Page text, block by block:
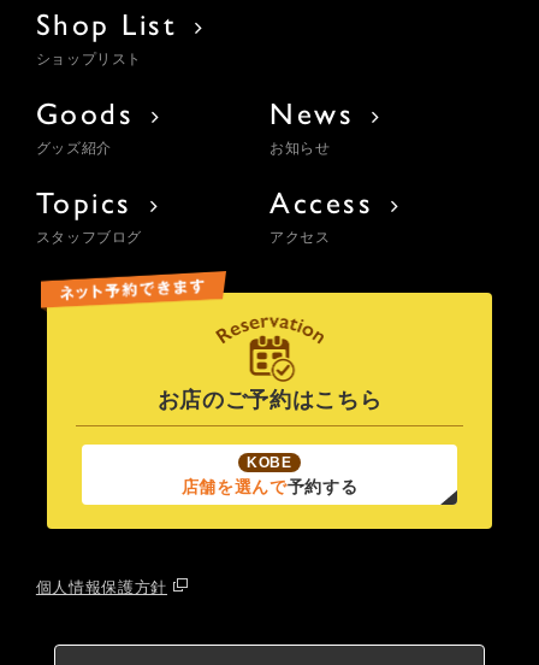
Shop List
ショップリスト
Goods
グッズ紹介
News
お知らせ
Topics
スタッフブログ
Access
アクセス
お店のご予約はこちら
KOBE
店舗を選んで予約する
個人情報保護方針